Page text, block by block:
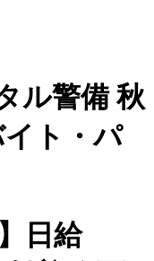
ル警備 秋
ト・パ
日給